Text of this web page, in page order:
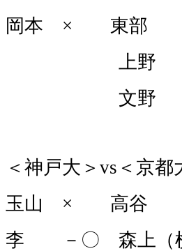
岡本 × 東部
上野
文野
＜神戸大＞vs＜京都
玉山 × 高谷
李 －〇 森上（横